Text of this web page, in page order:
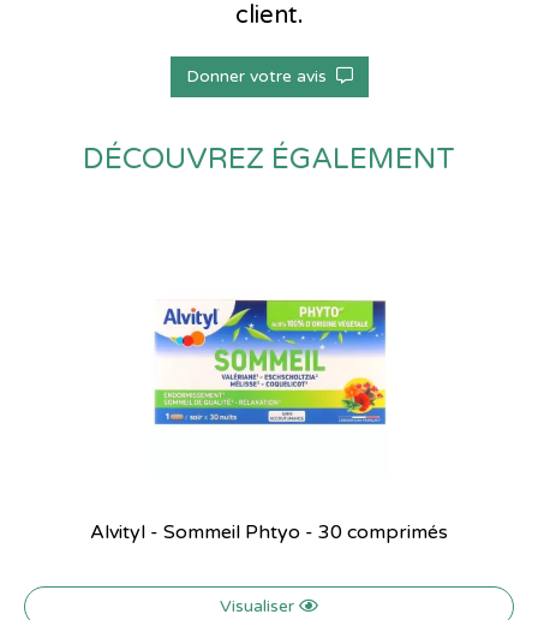
client.
Donner votre avis
DÉCOUVREZ ÉGALEMENT
Alvityl - Sommeil Phtyo - 30 comprimés
Visualiser